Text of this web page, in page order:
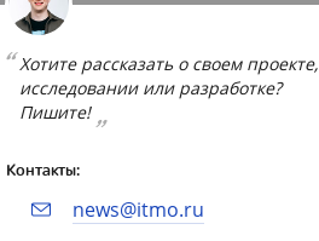
Хотите рассказать о своем проекте,
исследовании или разработке?
Пишите!
Контакты:
news@itmo.ru